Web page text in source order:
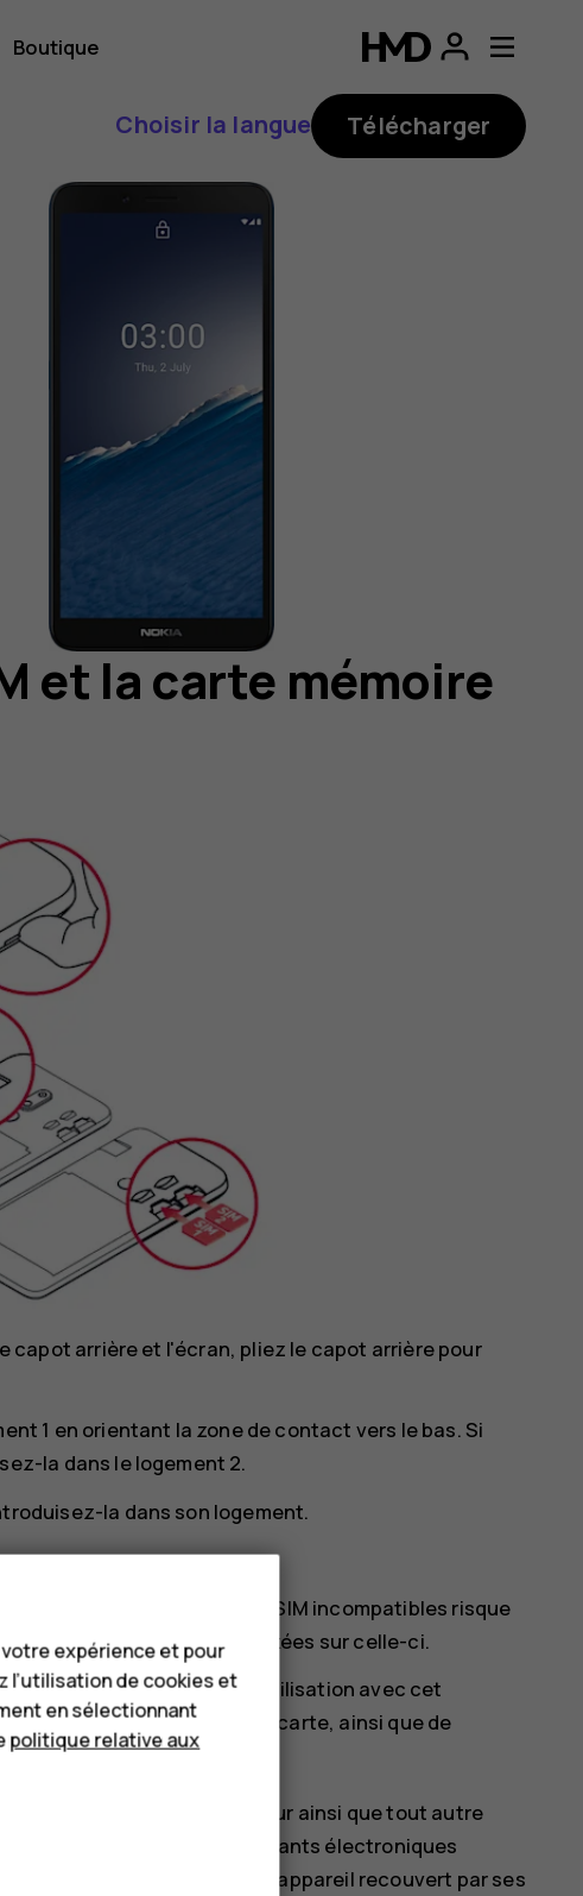
Boutique
Choisir la langue Télécharger
et la carte mémoire
capot arrière et l'écran, pliez le capot arrière pour
1 en orientant la zone de contact vers le bas. Si
la dans le logement 2.
la dans son logement.
L'utilisation de cartes SIM incompatibles risque
les données stockées sur celle-ci.
agréées pour une utilisation avec cet
l'appareil et la carte, ainsi que de
et débranchez le chargeur ainsi que tout autre
de toucher des composants électroniques
et utilisez toujours l'appareil recouvert par ses
expérience et pour
l’utilisation de cookies et
en sélectionnant
politique relative aux